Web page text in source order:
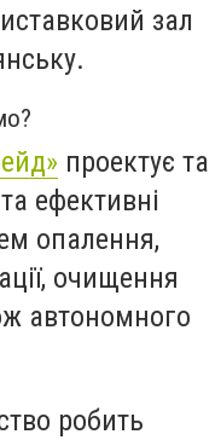
зал
проектує та
ефективні
опалення,
очищення
автономного
робить